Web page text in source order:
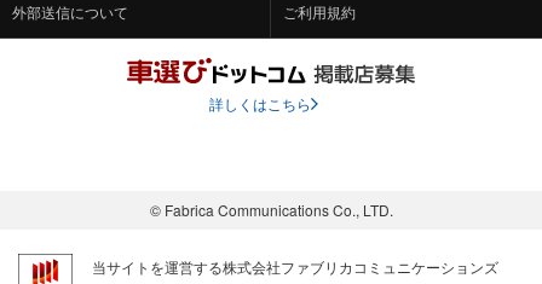
外部送信について ご利用規約
詳しくはこちら
© Fabrica Communications Co., LTD.
当サイトを運営する株式会社ファブリカコミュニケーションズ